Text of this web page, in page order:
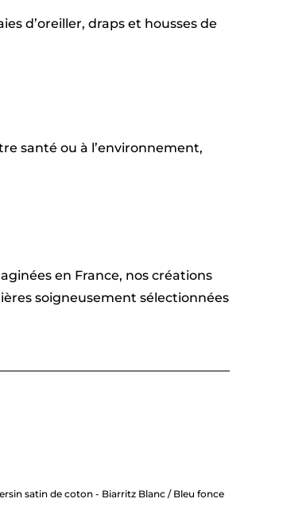
d’oreiller, draps et housses de
santé ou à l’environnement,
en France, nos créations
soigneusement sélectionnées